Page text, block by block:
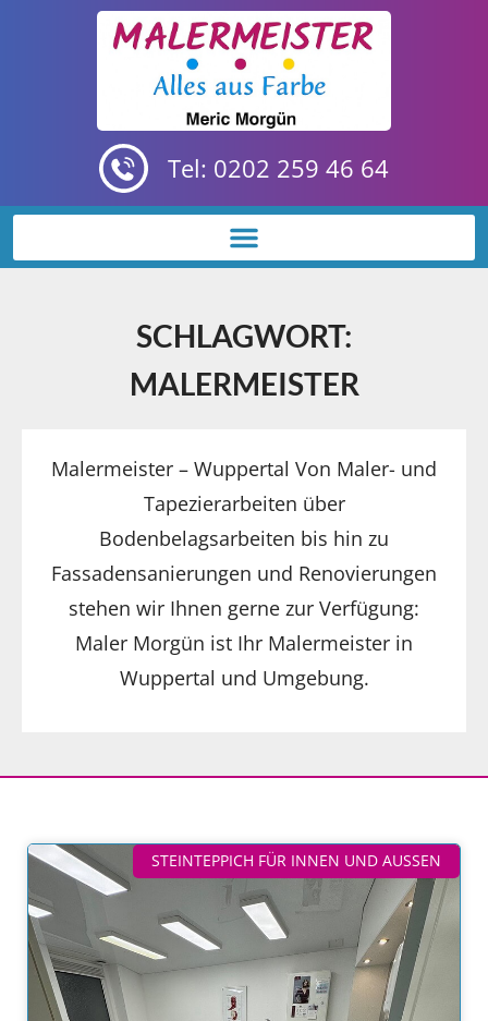
Tel: 0202 259 46 64
SCHLAGWORT:
MALERMEISTER
Malermeister – Wuppertal Von Maler- und
Tapezierarbeiten über
Bodenbelagsarbeiten bis hin zu
Fassadensanierungen und Renovierungen
stehen wir Ihnen gerne zur Verfügung:
Maler Morgün ist Ihr Malermeister in
Wuppertal und Umgebung.
STEINTEPPICH FÜR INNEN UND AUSSEN